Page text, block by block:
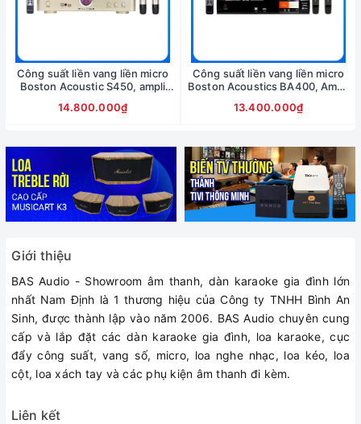
Công suất liền vang liền micro
Boston Acoustic S450, ampli
14.800.000₫
Công suất liền vang liền micro
Boston Acoustics BA400, Ampli
13.400.000₫
Giới thiệu
BAS Audio - Showroom âm thanh, dàn karaoke gia đình lớn
nhất Nam Định là 1 thương hiệu của Công ty TNHH Bình An
Sinh, được thành lập vào năm 2006. BAS Audio chuyên cung
cấp và lắp đặt các dàn karaoke gia đình, loa karaoke, cục
đẩy công suất, vang số, micro, loa nghe nhạc, loa kéo, loa
cột, loa xách tay và các phụ kiện âm thanh đi kèm.
Liên kết